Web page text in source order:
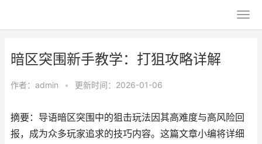
暗区突围新手教学：打狙攻略详解
作者： admin • 更新时间：2026-01-06
摘要：导语暗区突围中的狙击玩法因其高难度与高风险回
报，成为众多玩家追求的技巧内容。这篇文章小编将详细